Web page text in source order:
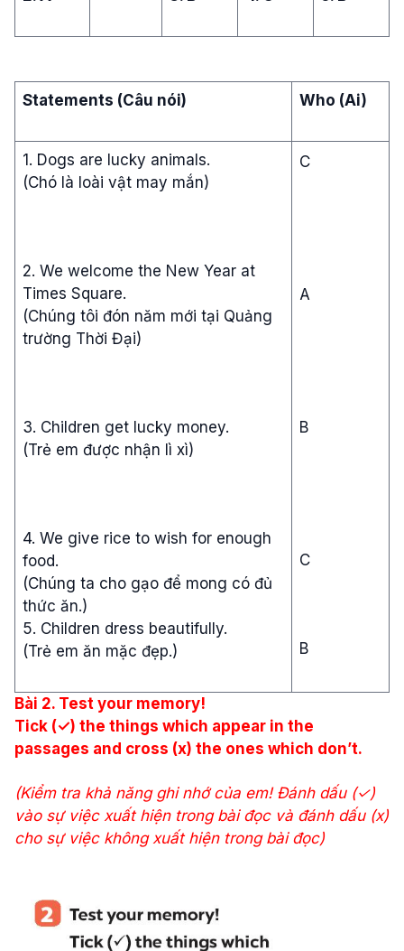
Statements (Câu nói) Who (Ai)
1. Dogs are lucky animals.
(Chó là loài vật may mắn)
2. We welcome the New Year at
Times Square.
(Chúng tôi đón năm mới tại Quảng
trường Thời Đại)
3. Children get lucky money.
(Trẻ em được nhận lì xì)
4. We give rice to wish for enough
food.
(Chúng ta cho gạo để mong có đủ
thức ăn.)
5. Children dress beautifully.
(Trẻ em ăn mặc đẹp.)
C
A
B
C
B
Bài 2. Test your memory!
Tick (✓) the things which appear in the
passages and cross (x) the ones which don’t.
(Kiểm tra khả năng ghi nhớ của em! Đánh dấu (✓)
vào sự việc xuất hiện trong bài đọc và đánh dấu (x)
cho sự việc không xuất hiện trong bài đọc)